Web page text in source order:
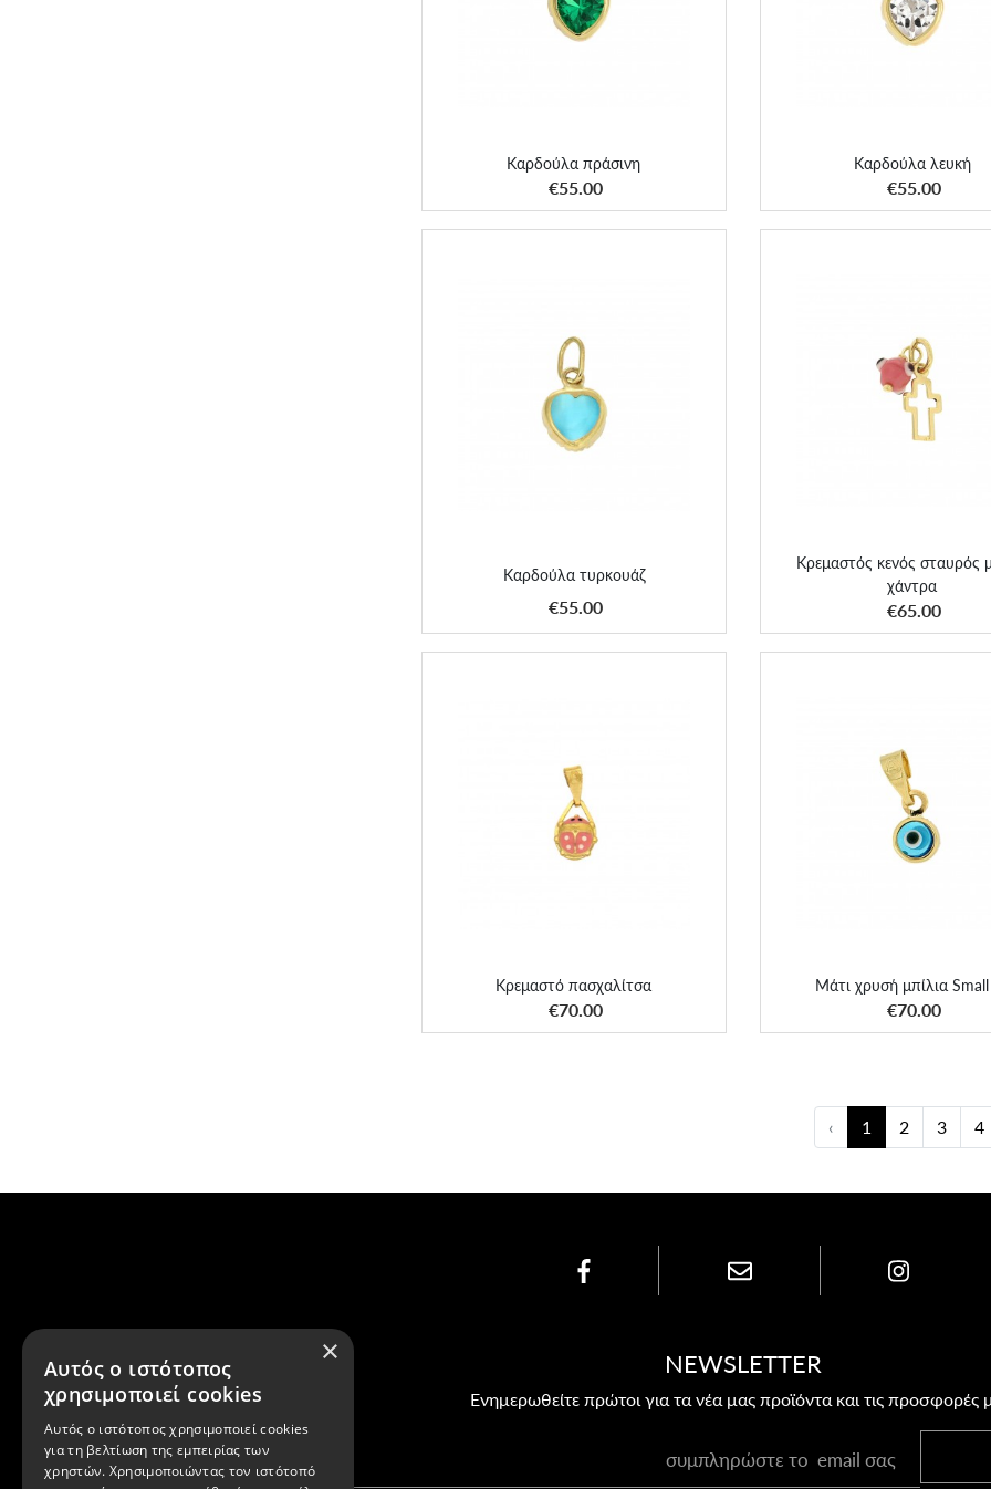
Καρδούλα πράσινη
€55.00
ΑΠΟΚΤΗΣΕ ΤΟ
Καρδούλα λευκή
€55.00
ΑΠΟΚΤΗΣΕ ΤΟ
Καρδούλα τυρκουάζ
€55.00
Καρδούλα τυρκουάζ
ΑΠΟΚΤΗΣΕ ΤΟ
Κρεμαστός κενός σταυρός
χάντρα
€65.00
Κρεμαστός κενός σταυρός με
χάντρα
ΑΠΟΚΤΗΣΕ ΤΟ
Κρεμαστό πασχαλίτσα
€70.00
Κρεμαστό πασχαλίτσα
ΑΠΟΚΤΗΣΕ ΤΟ
Μάτι χρυσή μπίλια
€70.00
Μάτι χρυσή μπίλια Small κ9
ΑΠΟΚΤΗΣΕ ΤΟ
‹ 1 2 3 4
NEWSLETTER
Ενημερωθείτε πρώτοι για τα νέα μας προϊόντα και τις προσφορές
×
Αυτός ο ιστότοπος
χρησιμοποιεί cookies
Αυτός ο ιστότοπος χρησιμοποιεί cookies
για τη βελτίωση της εμπειρίας των
χρηστών. Χρησιμοποιώντας τον ιστότοπό